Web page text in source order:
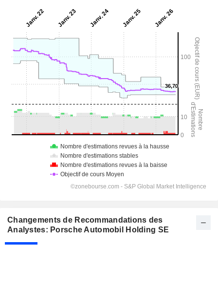
Changements de Recommandations des
Analystes: Porsche Automobil Holding SE